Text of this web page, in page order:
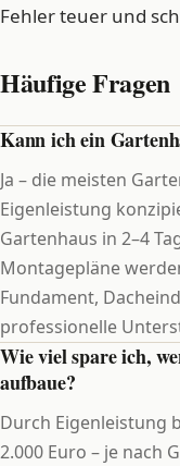
Fehler teuer und
Häufige Fragen
Kann ich ein
Ja – die meisten
Eigenleistung
Gartenhaus in 2–4
Montagepläne
Fundament,
professionelle
Wie viel spare ich,
aufbaue?
Durch Eigenleistung
2.000 Euro – je nach